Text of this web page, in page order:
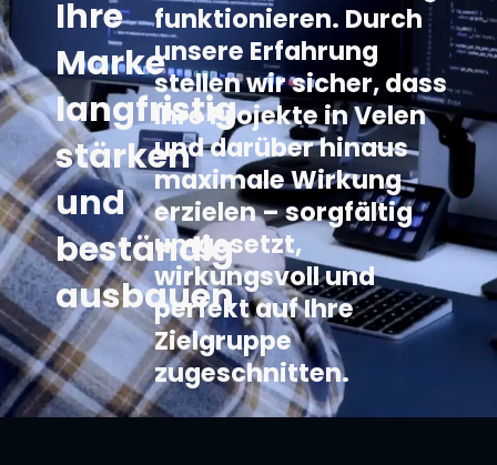
Ihre
Marke
langfristig
stärken
und
beständig
ausbauen
funktionieren. Durch
unsere Erfahrung
stellen wir sicher, dass
Ihre Projekte in Velen
und darüber hinaus
maximale Wirkung
erzielen – sorgfältig
umgesetzt,
wirkungsvoll und
perfekt auf Ihre
Zielgruppe
zugeschnitten.